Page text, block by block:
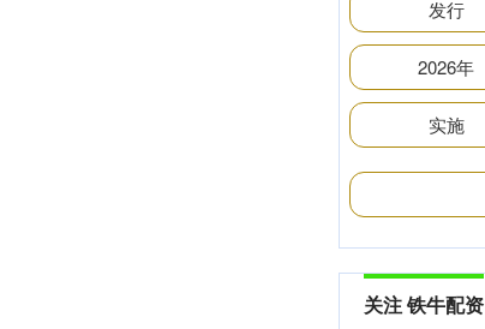
发行
2026年
实施
关注 铁牛配资